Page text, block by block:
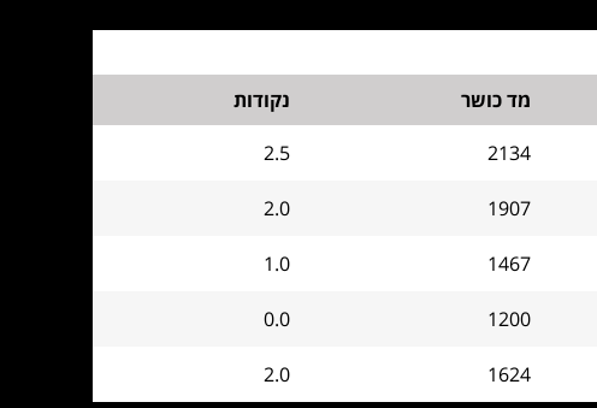
מד כושר
נקודות
2134
2.5
1907
2.0
1467
1.0
1200
0.0
1624
2.0